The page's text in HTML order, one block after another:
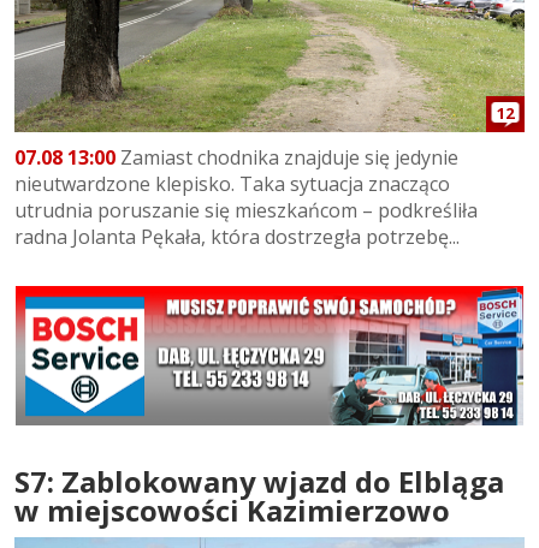
12
07.08 13:00 Zamiast chodnika znajduje się jedynie
nieutwardzone klepisko. Taka sytuacja znacząco
utrudnia poruszanie się mieszkańcom – podkreśliła
radna Jolanta Pękała, która dostrzegła potrzebę...
S7: Zablokowany wjazd do Elbląga
w miejscowości Kazimierzowo